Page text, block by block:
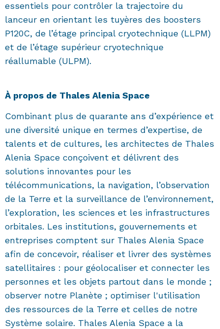
essentiels pour contrôler la trajectoire du
lanceur en orientant les tuyères des boosters
P120C, de l’étage principal cryotechnique (LLPM)
et de l’étage supérieur cryotechnique
réallumable (ULPM).
À propos de Thales Alenia Space
Combinant plus de quarante ans d’expérience et
une diversité unique en termes d’expertise, de
talents et de cultures, les architectes de Thales
Alenia Space conçoivent et délivrent des
solutions innovantes pour les
télécommunications, la navigation, l’observation
de la Terre et la surveillance de l’environnement,
l’exploration, les sciences et les infrastructures
orbitales. Les institutions, gouvernements et
entreprises comptent sur Thales Alenia Space
afin de concevoir, réaliser et livrer des systèmes
satellitaires : pour géolocaliser et connecter les
personnes et les objets partout dans le monde ;
observer notre Planète ; optimiser l'utilisation
des ressources de la Terre et celles de notre
Système solaire. Thales Alenia Space a la